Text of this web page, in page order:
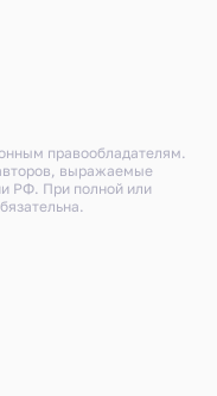
правообладателям.
выражаемые
РФ. При полной или